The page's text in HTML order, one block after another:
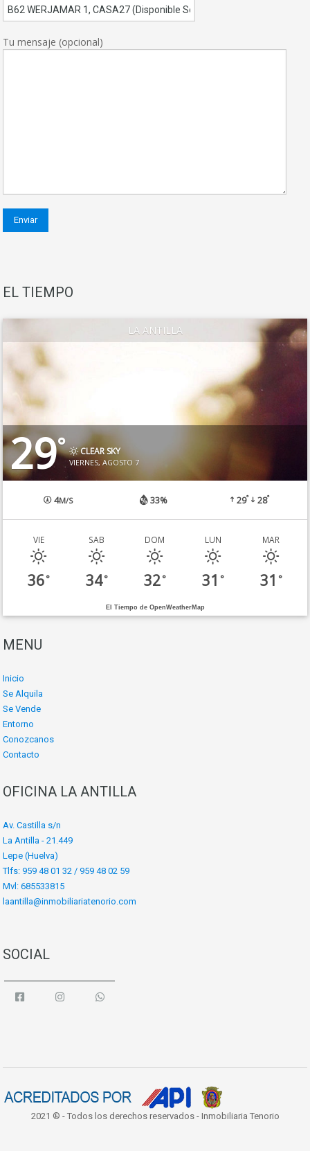
Tu mensaje (opcional)
EL TIEMPO
LA ANTILLA
29° CLEAR SKY
VIERNES, AGOSTO 7
4M/S 33% 29° 28°
VIE
36°
SAB
34°
DOM
32°
LUN
31 °
MAR
31 °
El Tiempo de OpenWeatherMap
MENU
Inicio
Se Alquila
Se Vende
Entorno
Conozcanos
Contacto
OFICINA LA ANTILLA
Av. Castilla s/n
La Antilla - 21.449
Lepe (Huelva)
Tlfs: 959 48 01 32 / 959 48 02 59
Mvl: 685533815
laantilla@inmobiliariatenorio.com
SOCIAL
2021 ® - Todos los derechos reservados - Inmobiliaria Tenorio